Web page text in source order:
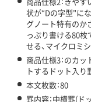
状が“Dの字型"に
グノート特有のか
っぷり書ける80
せる、マイクロミ
商品仕様3：のカ
トするドット入り
本文枚数：80
罫内容：中横罫(ド